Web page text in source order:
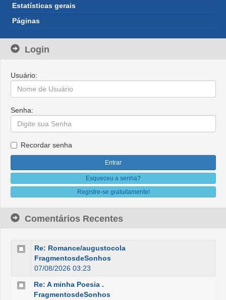
Estatísticas gerais
Páginas
Login
Usuário:
Senha:
Recordar senha
Esqueceu a senha?
Registre-se gratuitamente!
Comentários Recentes
Re: Romance/augustocola
FragmentosdeSonhos
07/08/2026 03:23
Re: A minha Poesia .
FragmentosdeSonhos